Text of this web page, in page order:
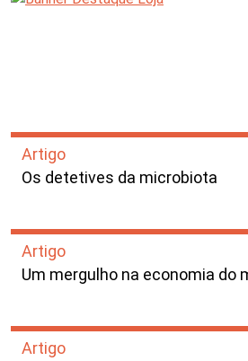
Artigo
Os detetives da microbiota
Artigo
Um mergulho na economia do
Artigo